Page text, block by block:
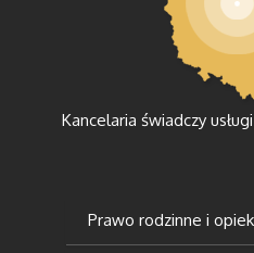
Kancelaria świadczy
Prawo rodzinne i